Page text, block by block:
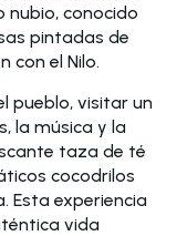
nubio, conocido
pintadas de
con el Nilo.
pueblo, visitar un
la música y la
taza de té
cocodrilos
Esta experiencia
vida